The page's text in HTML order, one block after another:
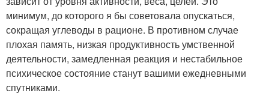
минимум, до которого я бы советовала опускаться,
сокращая углеводы в рационе. В противном случае
плохая память, низкая продуктивность умственной
деятельности, замедленная реакция и нестабильное
психическое состояние станут вашими ежедневными
спутниками.